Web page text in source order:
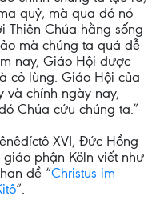
quỷ, mà qua đó nó
Thiên Chúa hằng sống
mà chúng ta quá dễ
nay, Giáo Hội được
cỏ lùng. Giáo Hội của
và chính ngày nay,
Chúa cứu chúng ta.”
XVI, Đức Hồng
phận Köln viết như
đề “Christus im
”.